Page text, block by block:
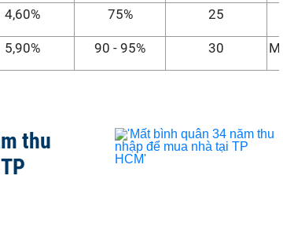
4,60% 75% 25
5,90% 90 - 95% 30
thu